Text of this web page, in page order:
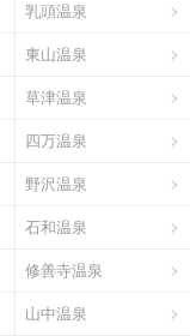
乳頭温泉
東山温泉
草津温泉
四万温泉
野沢温泉
石和温泉
修善寺温泉
山中温泉